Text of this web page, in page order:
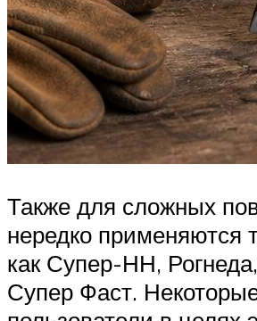
Также для сложных
нередко применяются
как Супер-НН,
Супер Фаст.